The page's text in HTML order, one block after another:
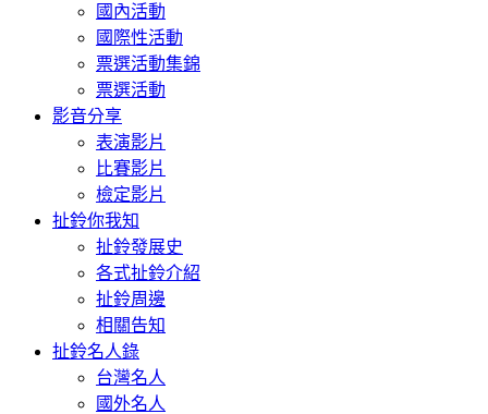
國內活動
國際性活動
票選活動集錦
票選活動
影音分享
表演影片
比賽影片
檢定影片
扯鈴你我知
扯鈴發展史
各式扯鈴介紹
扯鈴周邊
相關告知
扯鈴名人錄
台灣名人
國外名人